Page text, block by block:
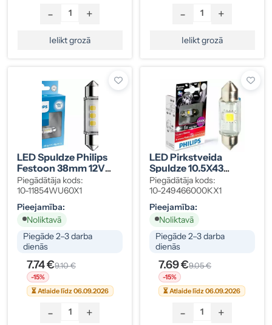
- +
Ielikt grozā
- +
Ielikt grozā
LED Spuldze Philips
Festoon 38mm 12V
4000K Ultinon
Pro6000 SI
Piegādātāja kods:
10-11854WU60X1
Pieejamība:
Noliktavā
Piegāde 2–3 darba
dienās
7.74 €9.10 €
-15%
⏳ Atlaide līdz 06.09.2026
- +
LED Pirkstveida
Spuldze 10.5X43
6000K 24V
Piegādātāja kods:
10-249466000KX1
Pieejamība:
Noliktavā
Piegāde 2–3 darba
dienās
7.69 €9.05 €
-15%
⏳ Atlaide līdz 06.09.2026
- +